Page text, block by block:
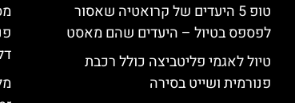
טופ 5 היעדים של קרואטיה שאסור
לפספס בטיול – היעדים שהם מאסט
טיול לאגמי פליטביצה כולל רכבת
פנורמית ושייט בסירה